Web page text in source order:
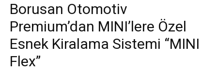
Borusan Otomotiv
Premium’dan MINI’lere Özel
Esnek Kiralama Sistemi “MINI
Flex”